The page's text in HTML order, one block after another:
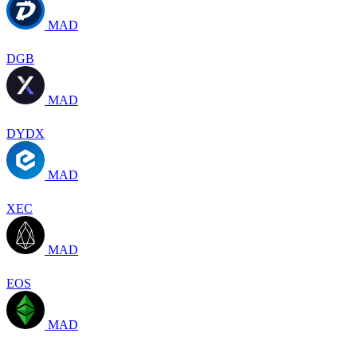
MAD
DGB
MAD
DYDX
MAD
XEC
MAD
EOS
MAD